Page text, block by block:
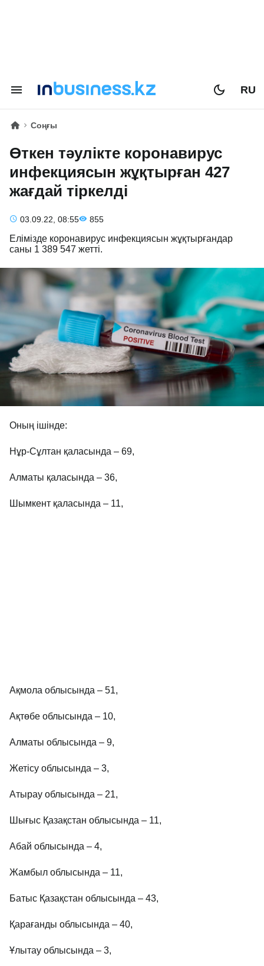
RU
Соңғы
Өткен тәулікте коронавирус
инфекциясын жұқтырған 427
жағдай тіркелді
03.09.22, 08:55 855
Елімізде коронавирус инфекциясын жұқтырғандар
саны 1 389 547 жетті.
Оның ішінде:
Нұр-Сұлтан қаласында – 69,
Алматы қаласында – 36,
Шымкент қаласында – 11,
Ақмола облысында – 51,
Ақтөбе облысында – 10,
Алматы облысында – 9,
Жетісу облысында – 3,
Атырау облысында – 21,
Шығыс Қазақстан облысында – 11,
Абай облысында – 4,
Жамбыл облысында – 11,
Батыс Қазақстан облысында – 43,
Қарағанды облысында – 40,
Ұлытау облысында – 3,